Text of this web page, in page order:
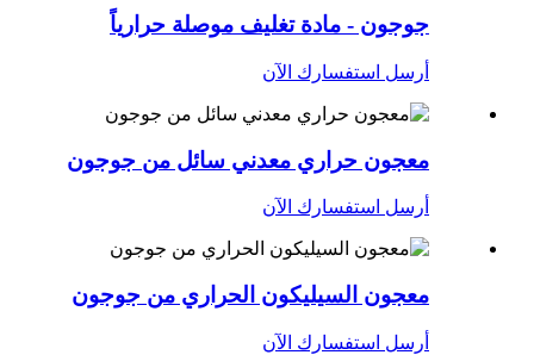
جوجون - مادة تغليف موصلة حرارياً
أرسل استفسارك الآن
معجون حراري معدني سائل من جوجون
أرسل استفسارك الآن
معجون السيليكون الحراري من جوجون
أرسل استفسارك الآن